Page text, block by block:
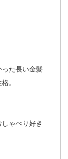
った長い金髪
。
ゃべり好き